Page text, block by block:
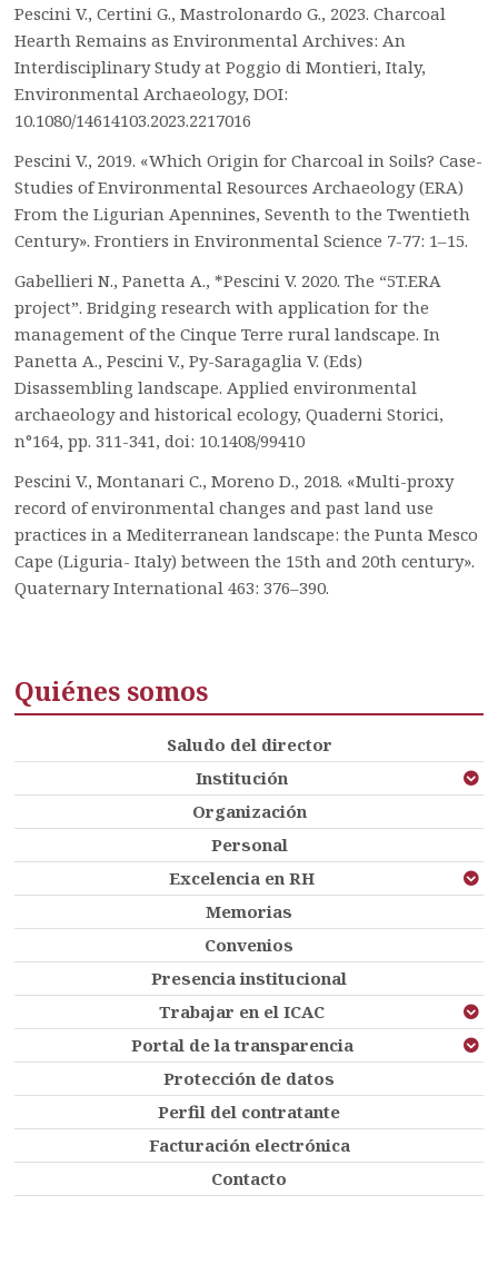
Pescini V., Certini G., Mastrolonardo G., 2023. Charcoal
Hearth Remains as Environmental Archives: An
Interdisciplinary Study at Poggio di Montieri, Italy,
Environmental Archaeology, DOI:
10.1080/14614103.2023.2217016
Pescini V., 2019. «Which Origin for Charcoal in Soils? Case-
Studies of Environmental Resources Archaeology (ERA)
From the Ligurian Apennines, Seventh to the Twentieth
Century». Frontiers in Environmental Science 7-77: 1–15.
Gabellieri N., Panetta A., *Pescini V. 2020. The “5T.ERA
project”. Bridging research with application for the
management of the Cinque Terre rural landscape. In
Panetta A., Pescini V., Py-Saragaglia V. (Eds)
Disassembling landscape. Applied environmental
archaeology and historical ecology, Quaderni Storici,
n°164, pp. 311-341, doi: 10.1408/99410
Pescini V., Montanari C., Moreno D., 2018. «Multi-proxy
record of environmental changes and past land use
practices in a Mediterranean landscape: the Punta Mesco
Cape (Liguria- Italy) between the 15th and 20th century».
Quaternary International 463: 376–390.
Quiénes somos
Saludo del director
Institución
Organización
Personal
Excelencia en RH
Memorias
Convenios
Presencia institucional
Trabajar en el ICAC
Portal de la transparencia
Protección de datos
Perfil del contratante
Facturación electrónica
Contacto